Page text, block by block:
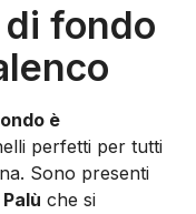
fondo
è
perfetti per tutti
Sono presenti
che si